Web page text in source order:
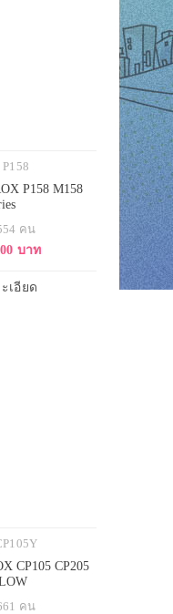
P158 M158
คน
บาท
เอียด
CP105 CP205
คน